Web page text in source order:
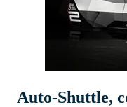
Auto-Shuttle,